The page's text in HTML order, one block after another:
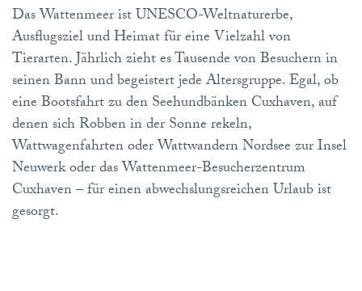
Das Wattenmeer ist UNESCO-Weltnaturerbe,
Ausflugsziel und Heimat für eine Vielzahl von
Tierarten. Jährlich zieht es Tausende von Besuchern in
seinen Bann und begeistert jede Altersgruppe. Egal, ob
eine Bootsfahrt zu den Seehundbänken Cuxhaven, auf
denen sich Robben in der Sonne rekeln,
Wattwagenfahrten oder Wattwandern Nordsee zur Insel
Neuwerk oder das Wattenmeer-Besucherzentrum
Cuxhaven – für einen abwechslungsreichen Urlaub ist
gesorgt.